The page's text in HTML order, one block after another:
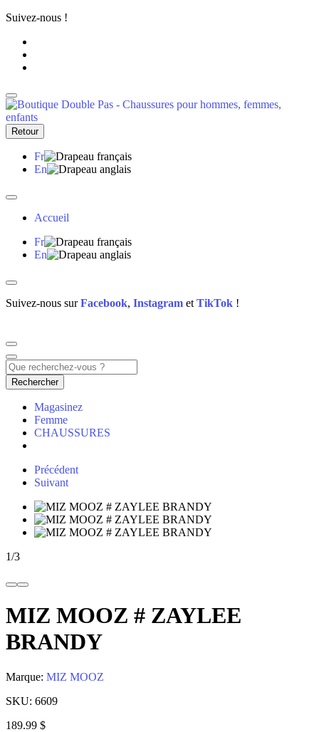
Suivez-nous !
Retour
Fr
En
Accueil
Fr
En
Suivez-nous surFacebook, Instagram et TikTok !
Rechercher
Magasinez
Femme
CHAUSSURES
Précédent
Suivant
1/3
MIZ MOOZ # ZAYLEE
BRANDY
Marque: MIZ MOOZ
SKU: 6609
189.99 $